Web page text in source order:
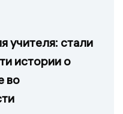
учителя: стали
истории о
во